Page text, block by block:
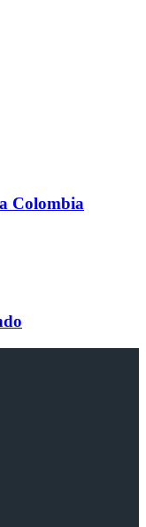
Colombia